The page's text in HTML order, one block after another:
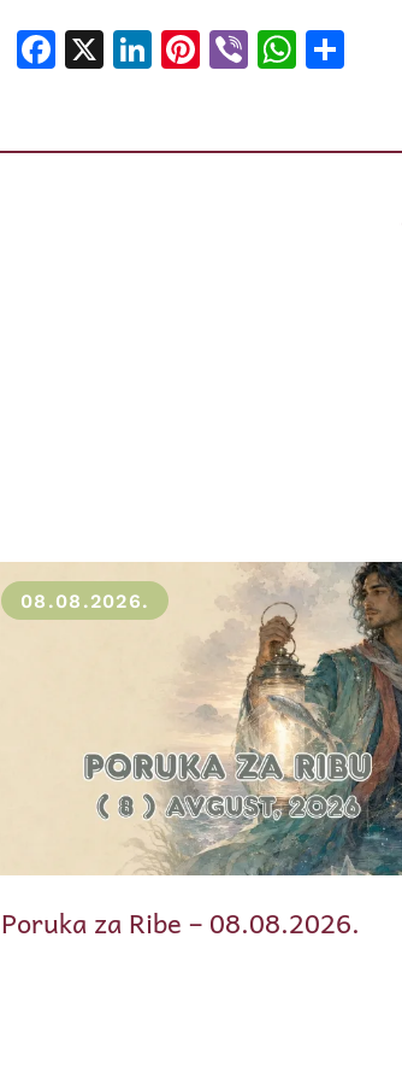
Facebook
X LinkedIn
Pinterest
Viber
08.08.2026.
Poruka za Ribe – 08.08.2026.